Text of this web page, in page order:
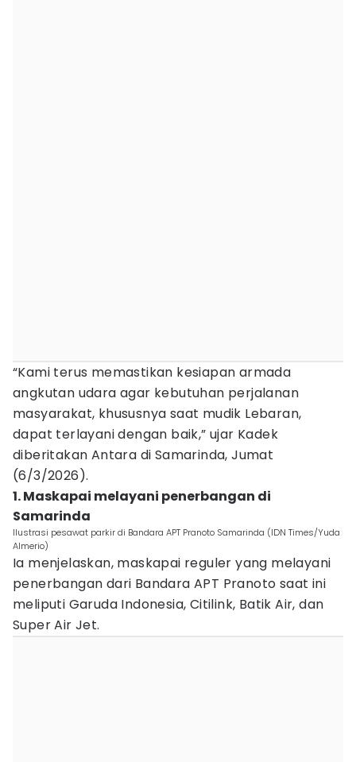
“Kami terus memastikan kesiapan armada
angkutan udara agar kebutuhan perjalanan
masyarakat, khususnya saat mudik Lebaran,
dapat terlayani dengan baik,” ujar Kadek
diberitakan Antara di Samarinda, Jumat
(6/3/2026).
1. Maskapai melayani penerbangan di
Samarinda
Ilustrasi pesawat parkir di Bandara APT Pranoto Samarinda (IDN Times/Yuda
Almerio)
Ia menjelaskan, maskapai reguler yang melayani
penerbangan dari Bandara APT Pranoto saat ini
meliputi Garuda Indonesia, Citilink, Batik Air, dan
Super Air Jet.